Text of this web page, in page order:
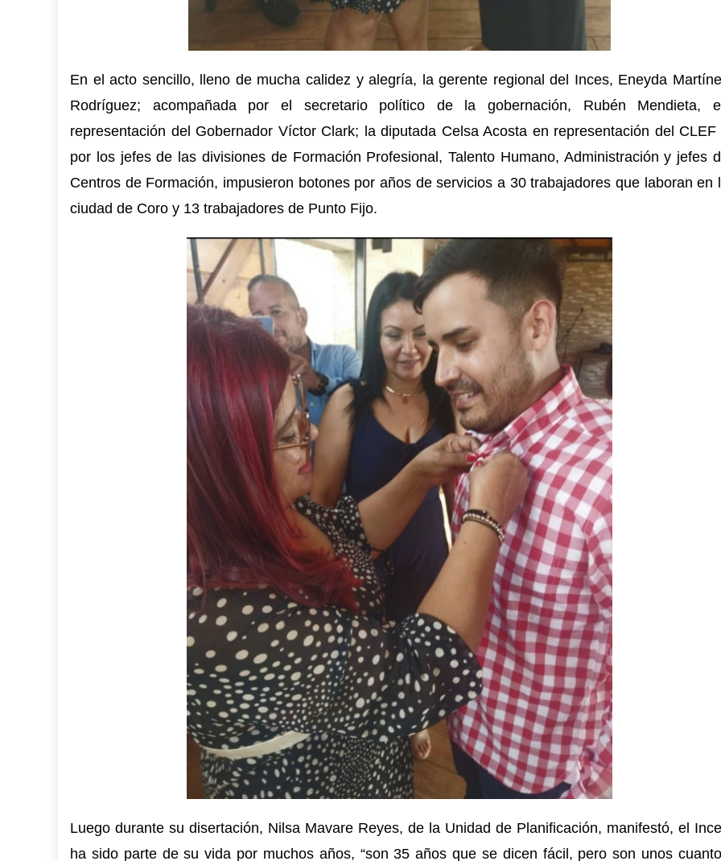
En el acto sencillo, lleno de mucha calidez y alegría, la gerente regional del Inces, Eneyda
Rodríguez; acompañada por el secretario político de la gobernación, Rubén Mendieta,
representación del Gobernador Víctor Clark; la diputada Celsa Acosta en representación del CLEF
por los jefes de las divisiones de Formación Profesional, Talento Humano, Administración y jefes
Centros de Formación, impusieron botones por años de servicios a 30 trabajadores que laboran en
ciudad de Coro y 13 trabajadores de Punto Fijo.
Luego durante su disertación, Nilsa Mavare Reyes, de la Unidad de Planificación, manifestó, el
ha sido parte de su vida por muchos años, “son 35 años que se dicen fácil, pero son unos